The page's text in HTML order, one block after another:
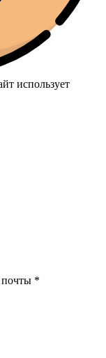
использует
почты *